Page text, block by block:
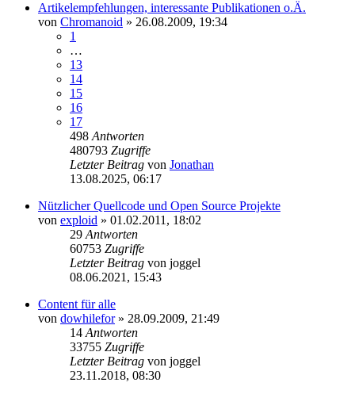
Artikelempfehlungen, interessante Publikationen o.Ä.
von Chromanoid » 26.08.2009, 19:34
1
…
13
14
15
16
17
498 Antworten
480793 Zugriffe
Letzter Beitrag von Jonathan
13.08.2025, 06:17
Nützlicher Quellcode und Open Source Projekte
von exploid » 01.02.2011, 18:02
29 Antworten
60753 Zugriffe
Letzter Beitrag von joggel
08.06.2021, 15:43
Content für alle
von dowhilefor» 28.09.2009, 21:49
14 Antworten
33755 Zugriffe
Letzter Beitrag von joggel
23.11.2018, 08:30